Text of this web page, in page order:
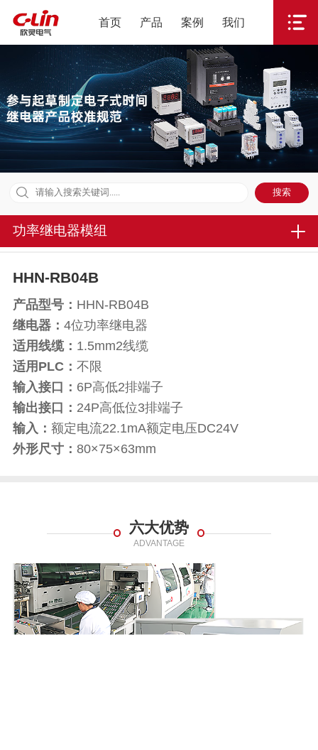
首页 产品 案例 我们
功率继电器模组
HHN-RB04B
产品型号： HHN-RB04B
继电器： 4位功率继电器
适用线缆： 1.5mm2线缆
适用PLC： 不限
输入接口： 6P高低2排端子
输出接口： 24P高低位3排端子
输入： 额定电流22.1mA额定电压DC24V
外形尺寸： 80×75×63mm
六大优势
ADVANTAGE